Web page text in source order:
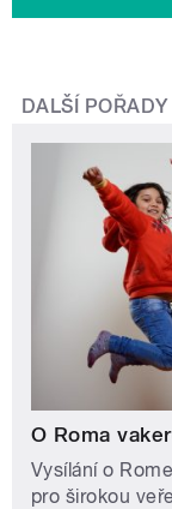
DALŠÍ POŘADY
O Roma
Vysílání o
pro širokou